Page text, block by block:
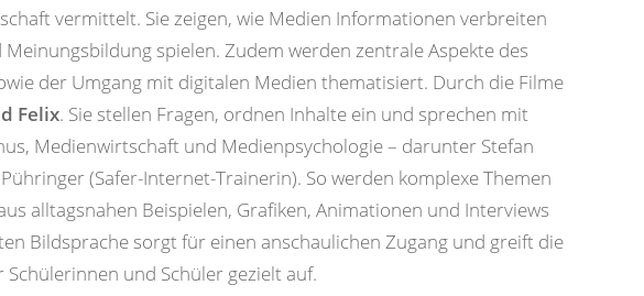
vermittelt. Sie zeigen, wie Medien Informationen verbreiten
spielen. Zudem werden zentrale Aspekte des
der Umgang mit digitalen Medien thematisiert. Durch die Filme
Felix. Sie stellen Fragen, ordnen Inhalte ein und sprechen mit
Medienwirtschaft und Medienpsychologie – darunter Stefan
(Safer-Internet-Trainerin). So werden komplexe Themen
alltagsnahen Beispielen, Grafiken, Animationen und Interviews
Bildsprache sorgt für einen anschaulichen Zugang und greift die
Schülerinnen und Schüler gezielt auf.